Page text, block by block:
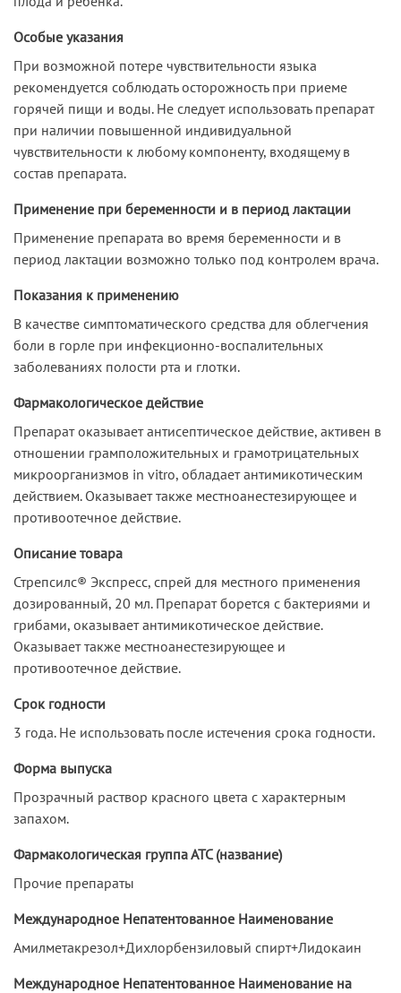
Особые указания
При возможной потере чувствительности языка
рекомендуется соблюдать осторожность при приеме
горячей пищи и воды. Не следует использовать препарат
при наличии повышенной индивидуальной
чувствительности к любому компоненту, входящему в
состав препарата.
Применение при беременности и в период лактации
Применение препарата во время беременности и в
период лактации возможно только под контролем врача.
Показания к применению
В качестве симптоматического средства для облегчения
боли в горле при инфекционно-воспалительных
заболеваниях полости рта и глотки.
Фармакологическое действие
Препарат оказывает антисептическое действие, активен в
отношении грамположительных и грамотрицательных
микроорганизмов in vitro, обладает антимикотическим
действием. Оказывает также местноанестезирующее и
противоотечное действие.
Описание товара
Стрепсилс® Экспресс, спрей для местного применения
дозированный, 20 мл. Препарат борется с бактериями и
грибами, оказывает антимикотическое действие.
Оказывает также местноанестезирующее и
противоотечное действие.
Срок годности
3 года. Не использовать после истечения срока годности.
Форма выпуска
Прозрачный раствор красного цвета с характерным
запахом.
Фармакологическая группа АТС (название)
Прочие препараты
Международное Непатентованное Наименование
Амилметакрезол+Дихлорбензиловый спирт+Лидокаин
Международное Непатентованное Наименование на